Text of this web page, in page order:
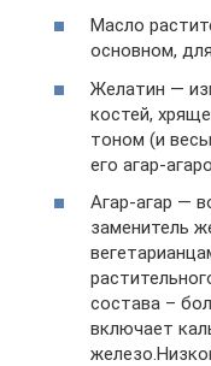
Масло
основном,
Желатин —
костей,
тоном (и
его агар-
Агар-агар —
заменитель
состава –
включает